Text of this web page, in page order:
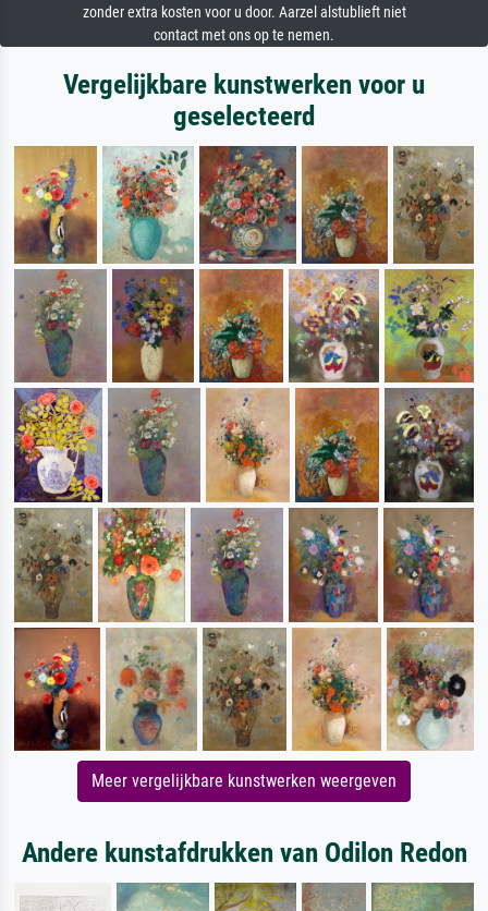
zonder extra kosten voor u door. Aarzel alstublieft niet
contact met ons op te nemen.
Vergelijkbare kunstwerken voor u
geselecteerd
Meer vergelijkbare kunstwerken weergeven
Andere kunstafdrukken van Odilon Redon